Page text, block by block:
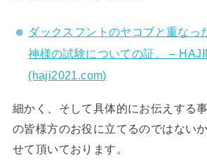
ダックスフントのヤコブと重なっ
神様の試験についての証。 –
(haji2021.com)
細かく、そして具体的にお伝えする
の皆様方のお役に立てるのではない
せて頂いております。